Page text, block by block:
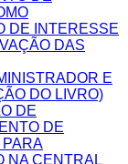
DE INTERESSE
DAS
E
DO LIVRO)
DE
DE
PARA
NA CENTRAL